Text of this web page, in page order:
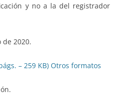
y no a la del registrador
de 2020.
– 259 KB) Otros formatos